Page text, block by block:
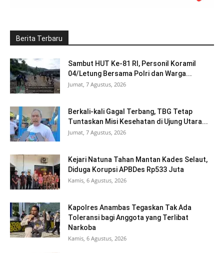
Berita Terbaru
Sambut HUT Ke-81 RI, Personil Koramil
04/Letung Bersama Polri dan Warga...
Jumat, 7 Agustus, 2026
Berkali-kali Gagal Terbang, TBG Tetap
Tuntaskan Misi Kesehatan di Ujung Utara...
Jumat, 7 Agustus, 2026
Kejari Natuna Tahan Mantan Kades Selaut,
Diduga Korupsi APBDes Rp533 Juta
Kamis, 6 Agustus, 2026
Kapolres Anambas Tegaskan Tak Ada
Toleransi bagi Anggota yang Terlibat
Narkoba
Kamis, 6 Agustus, 2026